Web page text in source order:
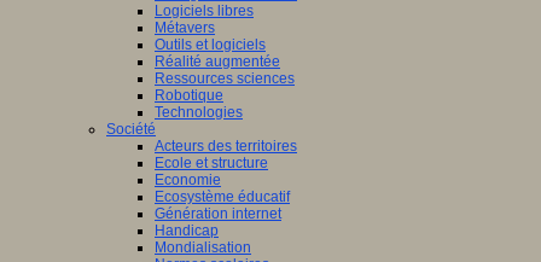
Logiciels libres
Métavers
Outils et logiciels
Réalité augmentée
Ressources sciences
Robotique
Technologies
Société
Acteurs des territoires
Ecole et structure
Economie
Ecosystème éducatif
Génération internet
Handicap
Mondialisation